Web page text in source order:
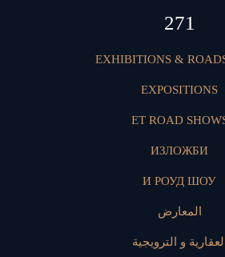
412
EXHIBITIONS &
EXPOSITIONS
ET ROAD
ИЗЛОЖБИ
И РОУД ШОУ
المعارض
العقارية و الترويجية